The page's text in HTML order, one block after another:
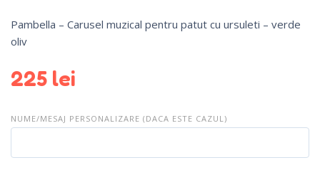
Pambella – Carusel muzical pentru patut cu ursuleti – verde
oliv
225 lei
NUME/MESAJ PERSONALIZARE (DACA ESTE CAZUL)